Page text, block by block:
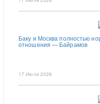
Баку и Москва полностью
отношения — Байрамов
17 Июля 2026